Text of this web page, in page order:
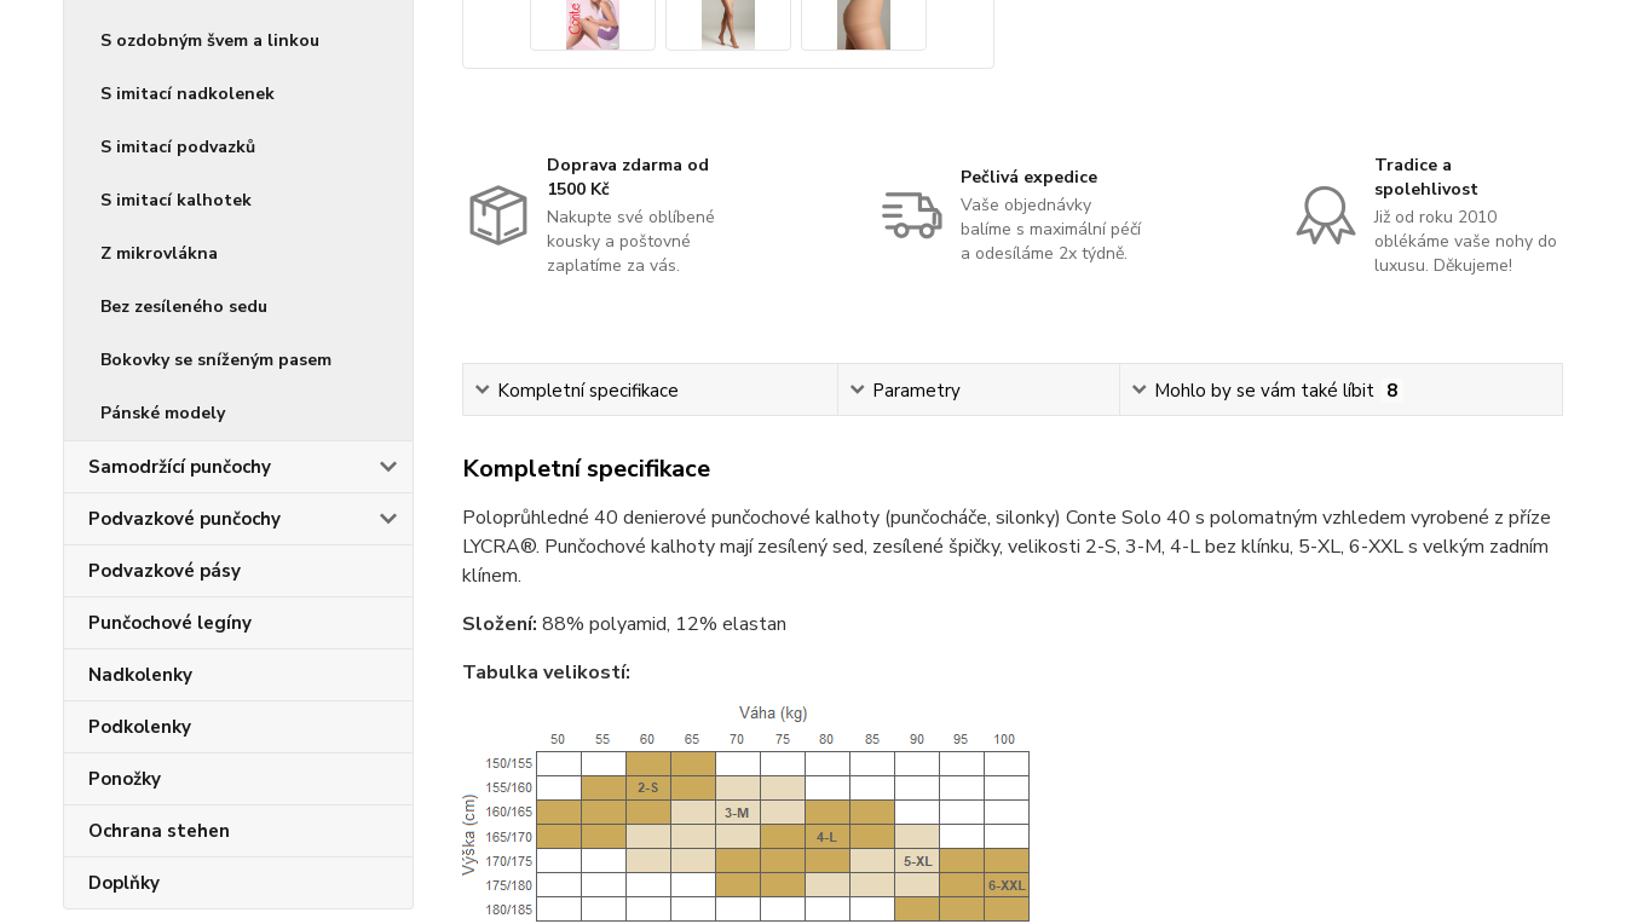
S ozdobným švem a linkou
S imitací nadkolenek
S imitací podvazků
S imitací kalhotek
Z mikrovlákna
Bez zesíleného sedu
Bokovky se sníženým pasem
Pánské modely
Samodržící punčochy
Podvazkové punčochy
Podvazkové pásy
Punčochové legíny
Nadkolenky
Podkolenky
Ponožky
Ochrana stehen
Doplňky
Doprava zdarma od
1500 Kč
Nakupte své oblíbené
kousky a poštovné
zaplatíme za vás.
Pečlivá expedice
Vaše objednávky
balíme s maximální péčí
a odesíláme 2x týdně.
Tradice a
spolehlivost
Již od roku 2010
oblékáme vaše nohy do
luxusu. Děkujeme!
Kompletní specifikace Parametry Mohlo by se vám také líbit 8
Kompletní specifikace
Poloprůhledné 40 denierové punčochové kalhoty (punčocháče, silonky) Conte Solo 40 s polomatným vzhledem vyrobené z příze
LYCRA®. Punčochové kalhoty mají zesílený sed, zesílené špičky, velikosti 2-S, 3-M, 4-L bez klínku, 5-XL, 6-XXL s velkým zadním
klínem.
Složení: 88% polyamid, 12% elastan
Tabulka velikostí: